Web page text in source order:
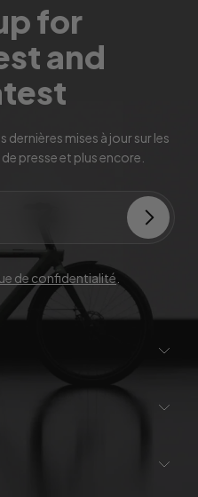
for
and
mises à jour sur les
presse et plus encore.
de confidentialité